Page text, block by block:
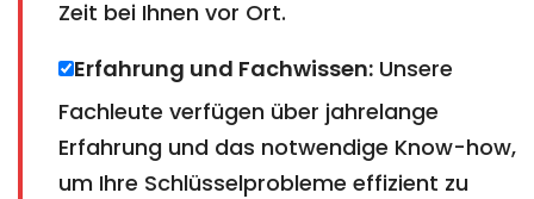
Zeit bei Ihnen vor Ort.
Erfahrung und Fachwissen: Unsere
Fachleute verfügen über jahrelange
Erfahrung und das notwendige Know-how,
um Ihre Schlüsselprobleme effizient zu